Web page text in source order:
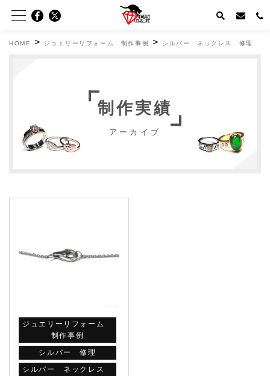
HOME > ジュエリーリフォーム 制作事例 > シルバー ネックレス 修理
制作実績
アーカイブ
ジュエリーリフォーム
制作事例
シルバー 修理
シルバー ネックレス